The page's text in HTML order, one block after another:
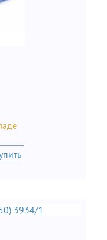
3934/1